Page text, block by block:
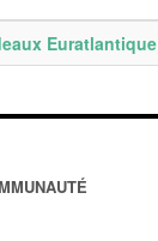
Euratlantique